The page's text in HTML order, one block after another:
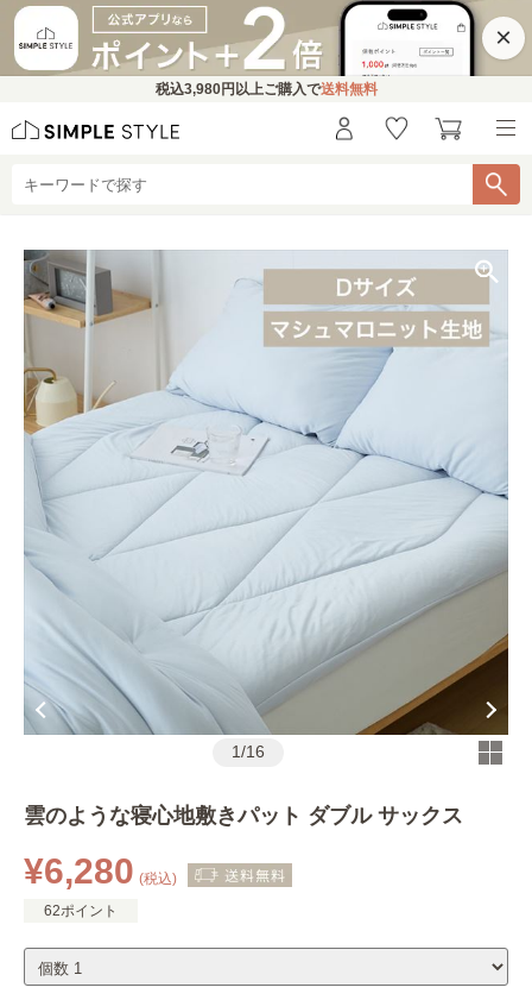
×
税込3,980円 以上ご購入で送料無料
1/16
雲のような寝心地敷きパット ダブル サックス
¥6,280 (税込)
62ポイント